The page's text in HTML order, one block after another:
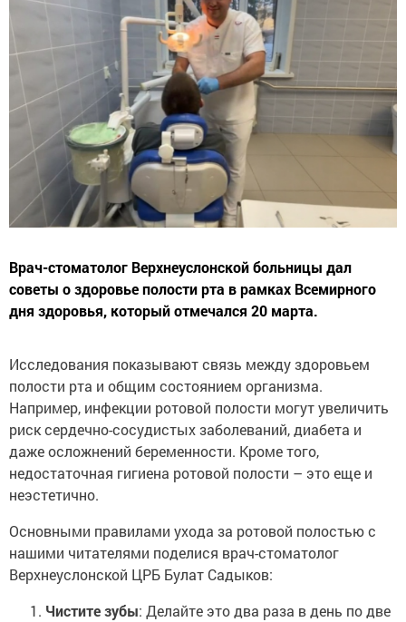
Врач-стоматолог Верхнеуслонской больницы дал
советы о здоровье полости рта в рамках Всемирного
дня здоровья, который отмечался 20 марта.
Исследования показывают связь между здоровьем
полости рта и общим состоянием организма.
Например, инфекции ротовой полости могут увеличить
риск сердечно-сосудистых заболеваний, диабета и
даже осложнений беременности. Кроме того,
недостаточная гигиена ротовой полости – это еще и
неэстетично.
Основными правилами ухода за ротовой полостью с
нашими читателями поделися врач-стоматолог
Верхнеуслонской ЦРБ Булат Садыков:
Чистите зубы: Делайте это два раза в день по две